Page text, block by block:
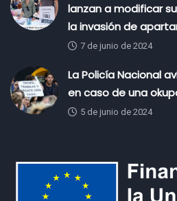
lanzan a modificar
la invasión de
7 de junio de 2024
La Policía Nacional
en caso de una
5 de junio de 2024